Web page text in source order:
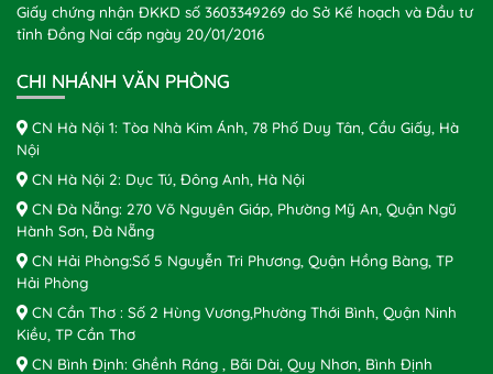
Giấy chứng nhận ĐKKD số 3603349269 do Sở Kế hoạch và Đầu tư
tỉnh Đồng Nai cấp ngày 20/01/2016
CHI NHÁNH VĂN PHÒNG
CN Hà Nội 1: Tòa Nhà Kim Ánh, 78 Phố Duy Tân, Cầu Giấy, Hà
Nội
CN Hà Nội 2: Dục Tú, Đông Anh, Hà Nội
CN Đà Nẵng: 270 Võ Nguyên Giáp, Phường Mỹ An, Quận Ngũ
Hành Sơn, Đà Nẵng
CN Hải Phòng:Số 5 Nguyễn Tri Phương, Quận Hồng Bàng, TP
Hải Phòng
CN Cần Thơ : Số 2 Hùng Vương,Phường Thới Bình, Quận Ninh
Kiều, TP Cần Thơ
CN Bình Định: Ghềnh Ráng , Bãi Dài, Quy Nhơn, Bình Định